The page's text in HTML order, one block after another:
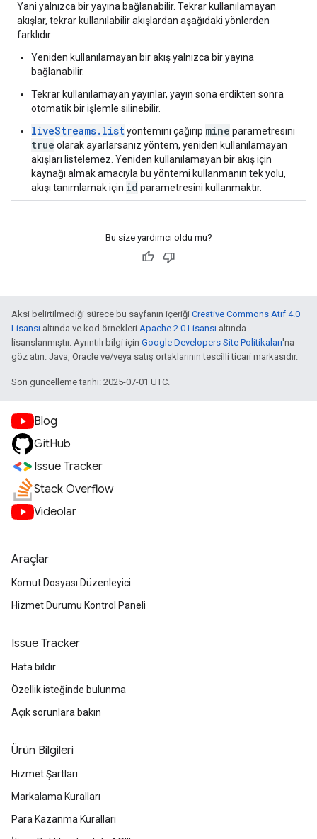
Yani yalnızca bir yayına bağlanabilir. Tekrar kullanılamayan
akışlar, tekrar kullanılabilir akışlardan aşağıdaki yönlerden
farklıdır:
Yeniden kullanılamayan bir akış yalnızca bir yayına
bağlanabilir.
Tekrar kullanılamayan yayınlar, yayın sona erdikten sonra
otomatik bir işlemle silinebilir.
liveStreams.listyöntemini çağırıp mine parametresini
true olarak ayarlarsanız yöntem, yeniden kullanılamayan
akışları listelemez. Yeniden kullanılamayan bir akış için
kaynağı almak amacıyla bu yöntemi kullanmanın tek yolu,
akışı tanımlamak için id parametresini kullanmaktır.
Bu size yardımcı oldu mu?
Aksi belirtilmediği sürece bu sayfanın içeriği Creative Commons Atıf 4.0
Lisansı altında ve kod örnekleri Apache 2.0 Lisansı altında
lisanslanmıştır. Ayrıntılı bilgi için Google Developers Site Politikaları'na
göz atın. Java, Oracle ve/veya satış ortaklarının tescilli ticari markasıdır.
Son güncelleme tarihi: 2025-07-01 UTC.
Blog
GitHub
Issue Tracker
Stack Overflow
Videolar
Araçlar
Komut Dosyası Düzenleyici
Hizmet Durumu Kontrol Paneli
Issue Tracker
Hata bildir
Özellik isteğinde bulunma
Açık sorunlara bakın
Ürün Bilgileri
Hizmet Şartları
Markalama Kuralları
Para Kazanma Kuralları